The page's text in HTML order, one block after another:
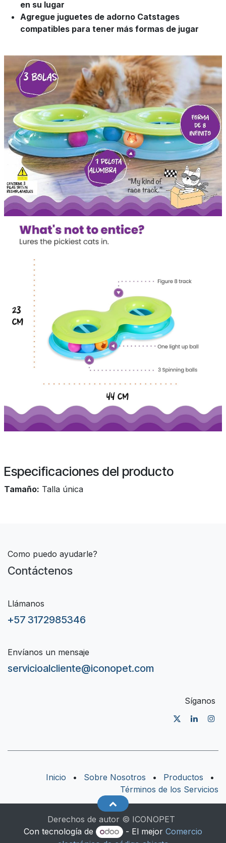
en su lugar
Agregue juguetes de adorno Catstages
compatibles para tener más formas de jugar
Especificaciones del producto
Tamaño: Talla única
Como puedo ayudarle?
Contáctenos
Llámanos
+57 3172985346
Envíanos un mensaje
servicioalcliente@iconopet.com
Síganos
Inicio • Sobre Nosotros • Productos
•
Términos de los Servicios
Derechos de autor © ICONOPET
Con tecnología de
- El mejorComercio